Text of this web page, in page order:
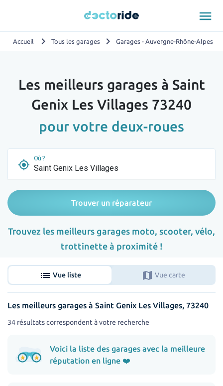
menu
Accueil chevron_right Tous les garages chevron_right Garages - Auvergne-Rhône-Alpes
Les meilleurs garages à Saint
Genix Les Villages 73240
pour votre deux-roues
my_location
Où ?
Trouver un réparateur
Trouvez les meilleurs garages moto, scooter, vélo,
trottinette à proximité !
list Vue liste map Vue carte
Les meilleurs garages à Saint Genix Les Villages, 73240
34 résultats correspondent à votre recherche
Voici la liste des garages avec la meilleure
réputation en ligne ❤️